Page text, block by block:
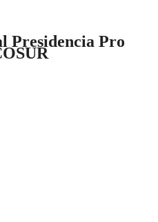
Presidencia Pro